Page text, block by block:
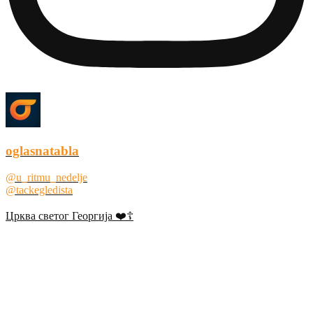
oglasnatabla
@u_ritmu_nedelje
@tackegledista
Црква светог Георгија ❤️☦️